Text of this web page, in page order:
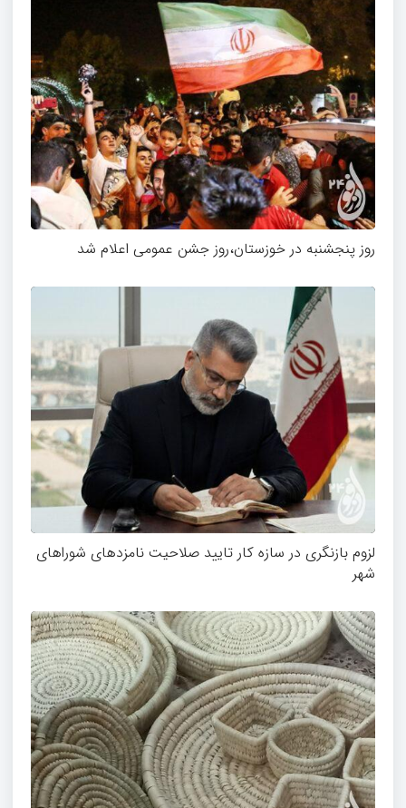
روز پنجشنبه در خوزستان،روز جشن عمومی اعلام شد
لزوم بازنگری در سازه کار تایید صلاحیت نامزدهای شوراهای
شهر